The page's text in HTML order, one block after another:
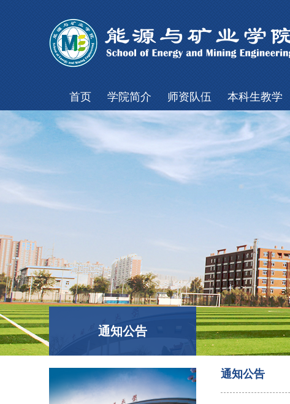
首页 学院简介 师资队伍 本科生教学
通知公告
通知公告